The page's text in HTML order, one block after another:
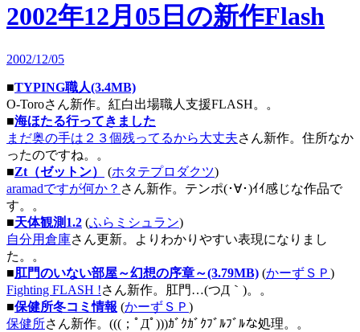
2002年12月05日の新作Flash
2002/12/05
■TYPING職人(3.4MB)
O-Toroさん新作。紅白出場職人支援FLASH。。
■海ほたる行ってきました
まだ奥の手は２３個残ってるから大丈夫さん新作。住所なか
ったのですね。。
■Zt（ゼットン） (ホタテプロダクツ)
aramadですが何か？ さん新作。テンポ(･∀･)ｲｲ感じな作品で
す。。
■天体観測1.2 (ふらミシュラン)
自分用倉庫さん更新。よりわかりやすい表現になりまし
た。。
■肛門のいない部屋～幻想の序章～(3.79MB) (かーずＳＰ )
Fighting FLASH !さん新作。肛門…(つД｀)。。
■保健所冬コミ情報 (かーずＳＰ )
保健所さん新作。(((；ﾟДﾟ)))ｶﾞｸｶﾞｸﾌﾞﾙﾌﾞﾙな処理。。